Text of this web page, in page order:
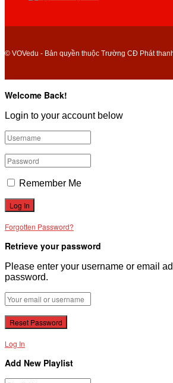
© VOVedu - Bản quyền thuộc Trường CĐ Phát thanh
Welcome Back!
Login to your account below
Remember Me
Forgotten Password?
Retrieve your password
Please enter your username or email
password.
Log In
Add New Playlist